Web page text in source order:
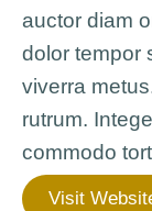
auctor diam
dolor tempor
viverra
rutrum.
commodo
Visit